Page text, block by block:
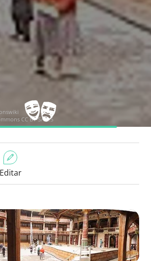
CC BY-SA 2.5
Editar